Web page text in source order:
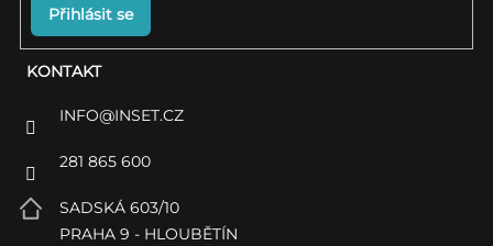
KONTAKT
INFO@INSET.CZ
281 865 600
SADSKÁ 603/10
PRAHA 9 - HLOUBĚTÍN
Přihlásit se